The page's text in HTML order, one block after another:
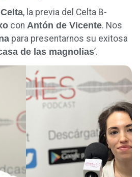
Celta, la previa del Celta B-
con Antón de Vicente. Nos
para presentarnos su exitosa
de las magnolias’.